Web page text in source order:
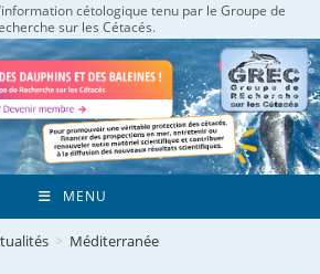
cétologique tenu par le Groupe de
sur les Cétacés.
MENU
> Méditerranée